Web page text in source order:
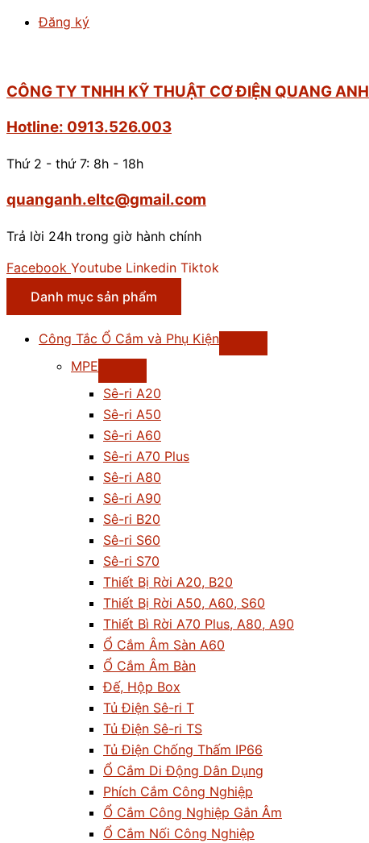
Đăng ký
CÔNG TY TNHH KỸ THUẬT CƠ ĐIỆN QUANG ANH
Hotline: 0913.526.003
Thứ 2 - thứ 7: 8h - 18h
quanganh.eltc@gmail.com
Trả lời 24h trong giờ hành chính
Facebook Youtube Linkedin Tiktok
Danh mục sản phẩm
Công Tắc Ổ Cắm và Phụ Kiện
MPE
Sê-ri A20
Sê-ri A50
Sê-ri A60
Sê-ri A70 Plus
Sê-ri A80
Sê-ri A90
Sê-ri B20
Sê-ri S60
Sê-ri S70
Thiết Bị Rời A20, B20
Thiết Bị Rời A50, A60, S60
Thiết Bì Rời A70 Plus, A80, A90
Ổ Cắm Âm Sàn A60
Ổ Cắm Âm Bàn
Đế, Hộp Box
Tủ Điện Sê-ri T
Tủ Điện Sê-ri TS
Tủ Điện Chống Thấm IP66
Ổ Cắm Di Động Dân Dụng
Phích Cắm Công Nghiệp
Ổ Cắm Công Nghiệp Gắn Âm
Ổ Cắm Nối Công Nghiệp